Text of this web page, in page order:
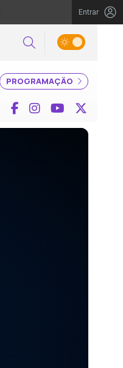
Entrar
Pesquisar
PROGRAMAÇÃO
Facebook
InstagramYouTube